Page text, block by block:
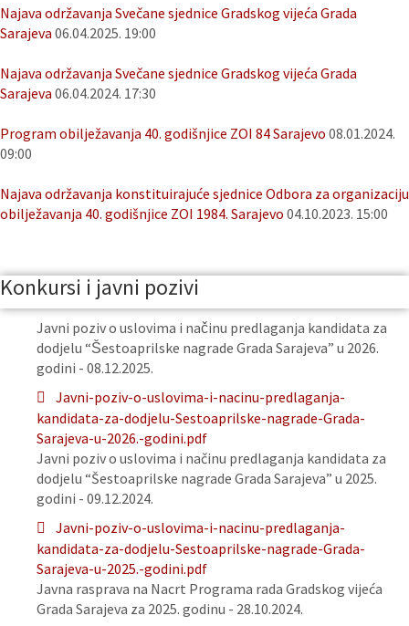
Najava održavanja Svečane sjednice Gradskog vijeća Grada
Sarajeva 06.04.2025. 19:00
Najava održavanja Svečane sjednice Gradskog vijeća Grada
Sarajeva 06.04.2024. 17:30
Program obilježavanja 40. godišnjice ZOI 84 Sarajevo 08.01.2024.
09:00
Najava održavanja konstituirajuće sjednice Odbora za organizaciju
obilježavanja 40. godišnjice ZOI 1984. Sarajevo 04.10.2023. 15:00
Konkursi i javni pozivi
Javni poziv o uslovima i načinu predlaganja kandidata za
dodjelu “Šestoaprilske nagrade Grada Sarajeva” u 2026.
godini - 08.12.2025.
Javni-poziv-o-uslovima-i-nacinu-predlaganja-
kandidata-za-dodjelu-Sestoaprilske-nagrade-Grada-
Sarajeva-u-2026.-godini.pdf
Javni poziv o uslovima i načinu predlaganja kandidata za
dodjelu “Šestoaprilske nagrade Grada Sarajeva” u 2025.
godini - 09.12.2024.
Javni-poziv-o-uslovima-i-nacinu-predlaganja-
kandidata-za-dodjelu-Sestoaprilske-nagrade-Grada-
Sarajeva-u-2025.-godini.pdf
Javna rasprava na Nacrt Programa rada Gradskog vijeća
Grada Sarajeva za 2025. godinu - 28.10.2024.